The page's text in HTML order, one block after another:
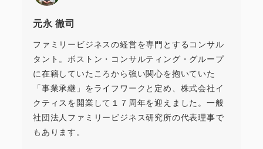
元永 徹司
ファミリービジネスの経営を専門とするコンサル
タント。ボストン・コンサルティング・グループ
に在籍していたころから強い関心を抱いていた
「事業承継」をライフワークと定め、株式会社イ
クティスを開業して１７周年を迎えました。一般
社団法人ファミリービジネス研究所の代表理事で
もあります。